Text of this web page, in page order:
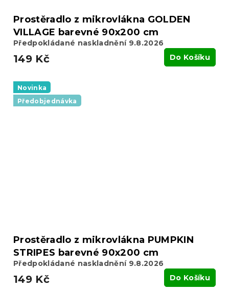
Prostěradlo z mikrovlákna GOLDEN
VILLAGE barevné 90x200 cm
Předpokládané naskladnění 9.8.2026
149 Kč Do Košíku
Novinka
Předobjednávka
Prostěradlo z mikrovlákna PUMPKIN
STRIPES barevné 90x200 cm
Předpokládané naskladnění 9.8.2026
149 Kč Do Košíku